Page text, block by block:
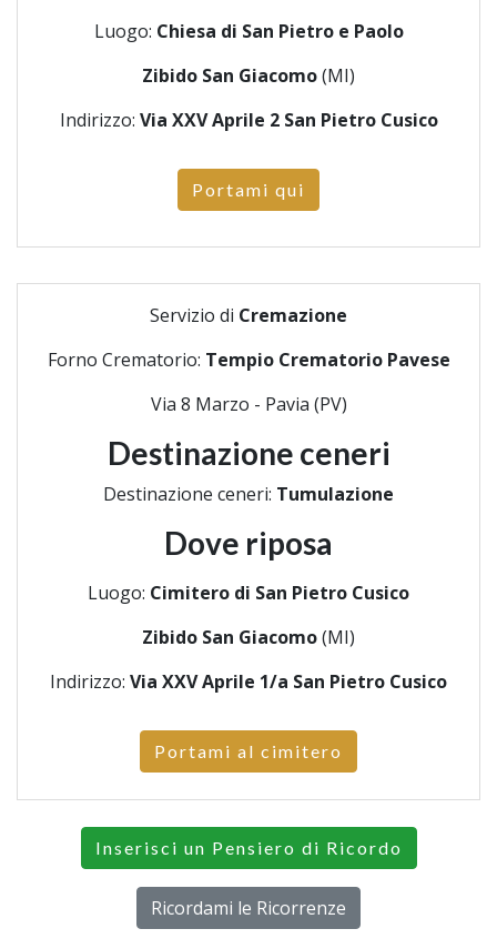
Luogo: Chiesa di San Pietro e Paolo
Zibido San Giacomo(MI)
Indirizzo: Via XXV Aprile 2 San Pietro Cusico
Portami qui
Servizio di Cremazione
Forno Crematorio: Tempio Crematorio Pavese
Via 8 Marzo - Pavia (PV)
Destinazione ceneri
Destinazione ceneri: Tumulazione
Dove riposa
Luogo: Cimitero di San Pietro Cusico
Zibido San Giacomo(MI)
Indirizzo: Via XXV Aprile 1/a San Pietro Cusico
Portami al cimitero
Inserisci un Pensiero di Ricordo
Ricordami le Ricorrenze